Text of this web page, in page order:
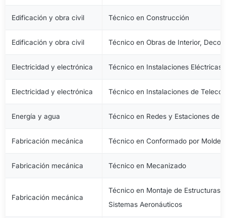
Edificación y obra civil Técnico en Construcción
Edificación y obra civil Técnico en Obras de Interior,
Electricidad y electrónica Técnico en Instalaciones Eléctricas
Electricidad y electrónica Técnico en Instalaciones de
Energía y agua Técnico en Redes y Estaciones de
Fabricación mecánica Técnico en Conformado por
Fabricación mecánica Técnico en Mecanizado
Fabricación mecánica
Técnico en Montaje de Estructuras
Sistemas Aeronáuticos